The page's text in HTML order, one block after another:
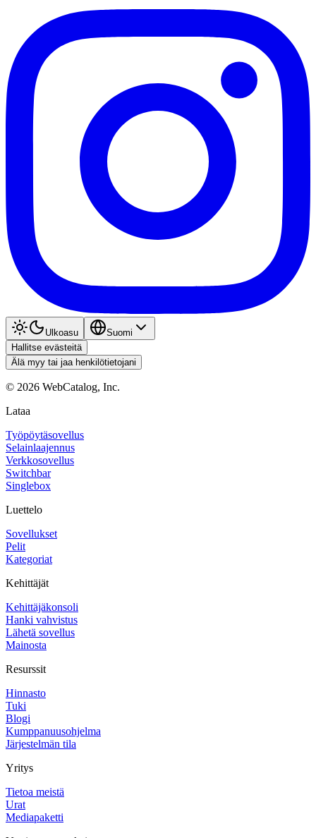
Ulkoasu
Suomi
Hallitse evästeitä
Älä myy tai jaa henkilötietojani
© 2026 WebCatalog, Inc.
Lataa
Työpöytäsovellus
Selainlaajennus
Verkkosovellus
Switchbar
Singlebox
Luettelo
Sovellukset
Pelit
Kategoriat
Kehittäjät
Kehittäjäkonsoli
Hanki vahvistus
Lähetä sovellus
Mainosta
Resurssit
Hinnasto
Tuki
Blogi
Kumppanuusohjelma
Järjestelmän tila
Yritys
Tietoa meistä
Urat
Mediapaketti